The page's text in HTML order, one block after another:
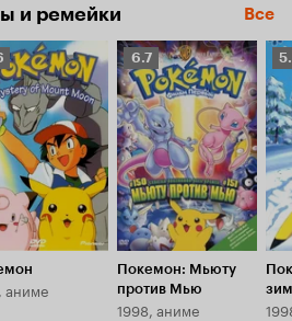
и ремейки Все
аниме
Рейтинг
Кинопоиска
6.7
6.7
Покемон: Мьюту
против Мью
1998, аниме